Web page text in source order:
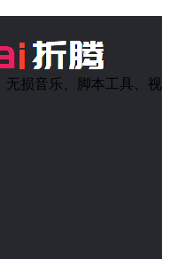
无损音乐、脚本工具、视